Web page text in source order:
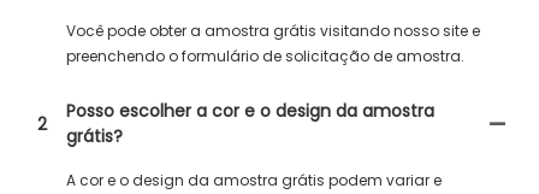
Você pode obter a amostra grátis visitando nosso site e
preenchendo o formulário de solicitação de amostra.
2
Posso escolher a cor e o design da amostra
grátis?
A cor e o design da amostra grátis podem variar e